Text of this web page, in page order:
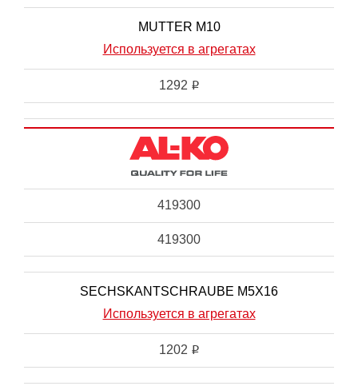
MUTTER M10
Используется в агрегатах
1292 i
419300
419300
SECHSKANTSCHRAUBE M5X16
Используется в агрегатах
1202 i